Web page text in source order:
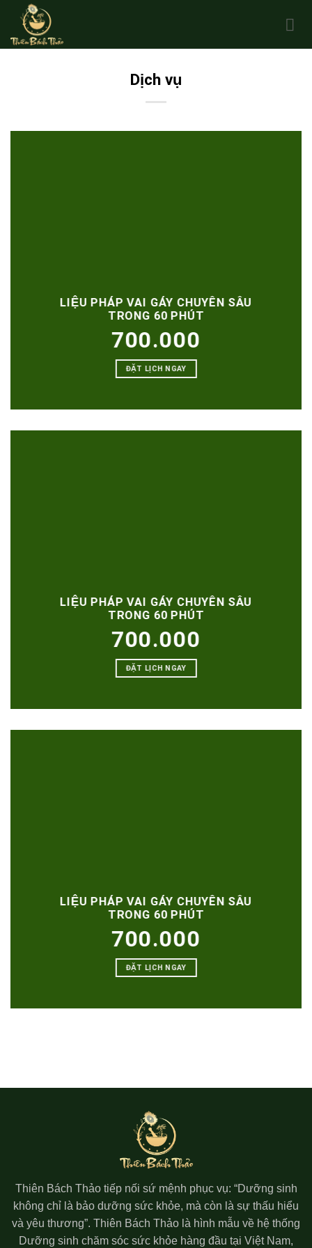
content
Dịch vụ
LIỆU PHÁP VAI GÁY CHUYÊN SÂU
TRONG 60 PHÚT
700.000
ĐẶT LỊCH NGAY
LIỆU PHÁP VAI GÁY CHUYÊN SÂU
TRONG 60 PHÚT
700.000
ĐẶT LỊCH NGAY
LIỆU PHÁP VAI GÁY CHUYÊN SÂU
TRONG 60 PHÚT
700.000
ĐẶT LỊCH NGAY
Thiên Bách Thảo tiếp nối sứ mệnh phục vụ: “Dưỡng sinh
không chỉ là bảo dưỡng sức khỏe, mà còn là sự thấu hiểu
và yêu thương”. Thiên Bách Thảo là hình mẫu về hệ thống
Dưỡng sinh chăm sóc sức khỏe hàng đầu tại Việt Nam,